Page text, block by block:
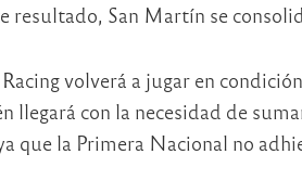
resultado, San Martín se
volverá a jugar en
llegará con la necesidad de
que la Primera Nacional no